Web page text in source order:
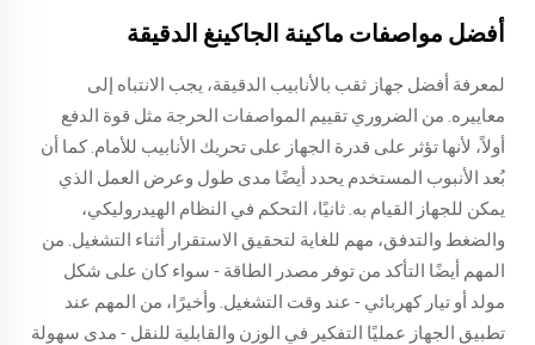
أفضل مواصفات ماكينة الجاكينغ الدقيقة
لمعرفة أفضل جهاز ثقب بالأنابيب الدقيقة، يجب الانتباه إلى
معاييره. من الضروري تقييم المواصفات الحرجة مثل قوة الدفع
أولاً، لأنها تؤثر على قدرة الجهاز على تحريك الأنابيب للأمام. كما أن
بُعد الأنبوب المستخدم يحدد أيضًا مدى طول وعرض العمل الذي
يمكن للجهاز القيام به. ثانيًا، التحكم في النظام الهيدروليكي،
والضغط والتدفق، مهم للغاية لتحقيق الاستقرار أثناء التشغيل. من
المهم أيضًا التأكد من توفر مصدر الطاقة - سواء كان على شكل
مولد أو تيار كهربائي - عند وقت التشغيل. وأخيرًا، من المهم عند
تطبيق الجهاز عمليًا التفكير في الوزن والقابلية للنقل - مدى سهولة